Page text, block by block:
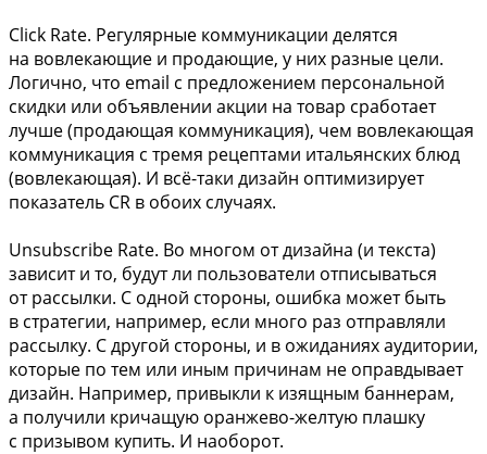
Click Rate. Регулярные коммуникации делятся
на вовлекающие и продающие, у них разные цели.
Логично, что email с предложением персональной
скидки или объявлении акции на товар сработает
лучше (продающая коммуникация), чем вовлекающая
коммуникация с тремя рецептами итальянских блюд
(вовлекающая). И всё-таки дизайн оптимизирует
показатель CR в обоих случаях.
Unsubscribe Rate. Во многом от дизайна (и текста)
зависит и то, будут ли пользователи отписываться
от рассылки. С одной стороны, ошибка может быть
в стратегии, например, если много раз отправляли
рассылку. С другой стороны, и в ожиданиях аудитории,
которые по тем или иным причинам не оправдывает
дизайн. Например, привыкли к изящным баннерам,
а получили кричащую оранжево-желтую плашку
с призывом купить. И наоборот.